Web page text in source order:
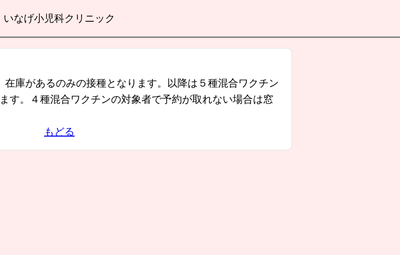
いなげ小児科クリニック
庫があるのみの接種となります。以降は５種混合ワクチン
す。４種混合ワクチンの対象者で予約が取れない場合は窓
もどる